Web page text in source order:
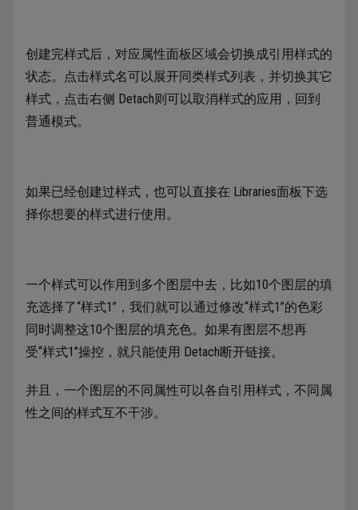
创建完样式后，对应属性面板区域会切换成引用样式的
状态。点击样式名可以展开同类样式列表，并切换其它
样式，点击右侧 Detach则可以取消样式的应用，回到
普通模式。
如果已经创建过样式，也可以直接在 Libraries面板下选
择你想要的样式进行使用。
一个样式可以作用到多个图层中去，比如10个图层的填
充选择了“样式1”，我们就可以通过修改“样式1”的色彩
同时调整这10个图层的填充色。如果有图层不想再
受“样式1”操控，就只能使用 Detach断开链接。
并且，一个图层的不同属性可以各自引用样式，不同属
性之间的样式互不干涉。